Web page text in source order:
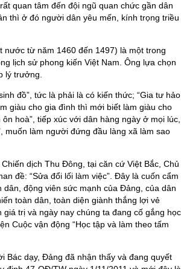
quan tâm đến đội ngũ quan chức gần dân
thì ở đó người dân yêu mến, kính trọng triều
từ năm 1460 đến 1497) là một trong
lịch sử phong kiến Việt Nam. Ông lựa chọn
lý trưởng.
đồ”, tức là phải là có kiến thức; “Gia tư hảo
giàu cho gia đình thì mới biết làm giàu cho
hoà”, tiếp xúc với dân hàng ngày ở mọi lúc,
muốn làm người đứng đầu làng xã làm sao
dịch Thu Đông, tại căn cứ Việt Bắc, Chủ
đề: “Sửa đổi lối làm việc”. Đây là cuốn cẩm
động viên sức mạnh của Đảng, của dân
toàn dân, toàn diện giành thắng lợi vẻ
trị và ngày nay chúng ta đang cố gắng học
Cuộc vận động “Học tập và làm theo tấm
Bác dạy, Đảng đã nhận thấy và đang quyết